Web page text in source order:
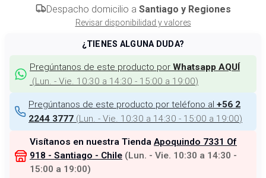
Despacho domicilio a Santiago y Regiones
Revisar disponibilidad y valores
¿TIENES ALGUNA DUDA?
Pregúntanos de este producto por Whatsapp AQUÍ
(Lun. - Vie. 10:30 a 14:30 - 15:00 a 19:00)
Pregúntanos de este producto por teléfono al +56 2
2244 3777 (Lun. - Vie. 10:30 a 14:30 - 15:00 a 19:00)
Visítanos en nuestra Tienda Apoquindo 7331 Of
918 - Santiago - Chile (Lun. - Vie. 10:30 a 14:30 -
15:00 a 19:00)